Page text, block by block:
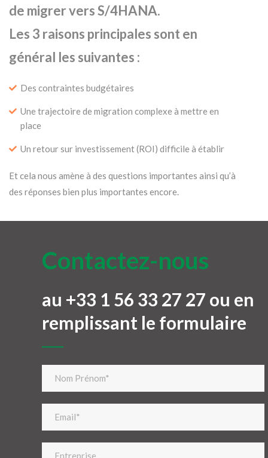
de migrer vers S/4HANA.
Les 3 raisons principales sont en
général les suivantes :
Des contraintes budgétaires
Une trajectoire de migration complexe à mettre en
place
Un retour sur investissement (ROI) difficile à établir
Et cela nous amène à des questions importantes ainsi qu’à
des réponses bien plus importantes encore.
Contactez-nous
au +33 1 56 33 27 27 ou en
remplissant le formulaire